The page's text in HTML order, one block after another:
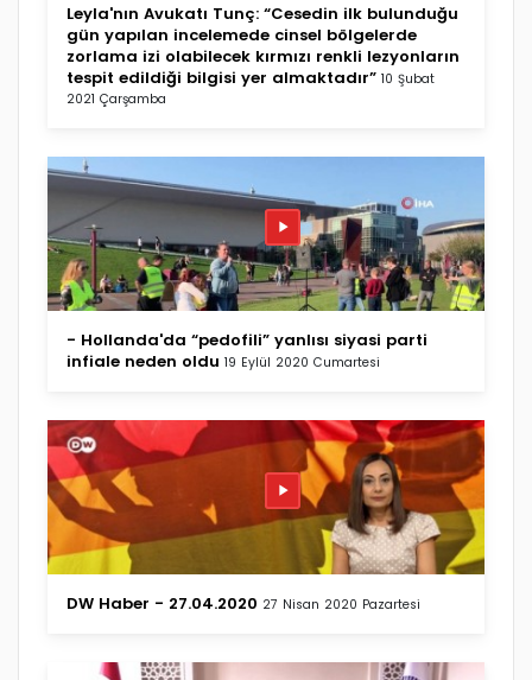
Leyla'nın Avukatı Tunç: “Cesedin ilk bulunduğu
gün yapılan incelemede cinsel bölgelerde
zorlama izi olabilecek kırmızı renkli lezyonların
tespit edildiği bilgisi yer almaktadır” 10 Şubat
2021 Çarşamba
- Hollanda'da “pedofili” yanlısı siyasi parti
infiale neden oldu 19 Eylül 2020 Cumartesi
DW Haber - 27.04.2020 27 Nisan 2020 Pazartesi